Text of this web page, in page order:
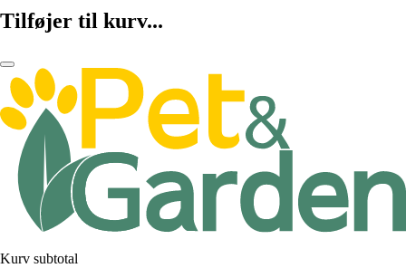
Tilføjer til kurv...
Kurv subtotal